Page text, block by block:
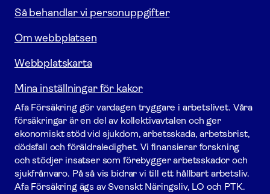
Så behandlar vi personuppgifter
Om webbplatsen
Webbplatskarta
Mina inställningar för kakor
Afa För­säkring gör vardagen tryggare i arbetslivet. Våra
försäk­ringar är en del av kollektivavtalen och ger
ekonomiskt stöd vid sjukdom, arbetsskada, arbetsbrist,
dödsfall och föräldraledighet. Vi finansierar forskning
och stödjer insatser som förebygger arbets­skador och
sjukfrånvaro. På så vis bidrar vi till ett hållbart arbetsliv.
Afa För­säkring ägs av Svenskt Näringsliv, LO och PTK.